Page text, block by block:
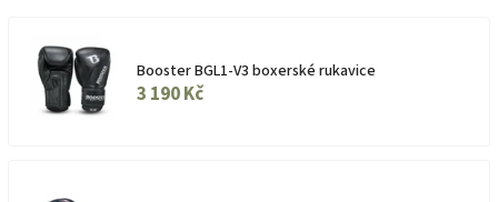
Booster BGL1-V3 boxerské rukavice
3 190 Kč